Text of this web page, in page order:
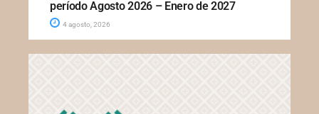
período Agosto 2026 – Enero de 2027
4 agosto, 2026